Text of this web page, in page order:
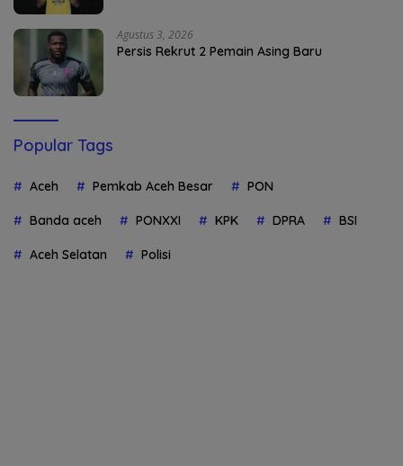
Agustus 3, 2026
Persis Rekrut 2 Pemain Asing Baru
Popular Tags
Aceh Pemkab Aceh Besar PON
Banda aceh PONXXI KPK DPRA BSI
Aceh Selatan Polisi